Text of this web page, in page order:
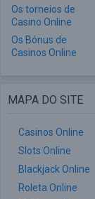
Os torneios de
Casino Online
Os Bónus de
Casinos Online
MAPA DO SITE
Casinos Online
Slots Online
Blackjack Online
Roleta Online